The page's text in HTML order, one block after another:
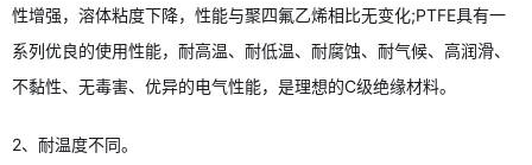
性增强，溶体粘度下降，性能与聚四氟乙烯相比无变化;PTFE具有一
系列优良的使用性能，耐高温、耐低温、耐腐蚀、耐气候、高润滑、
不黏性、无毒害、优异的电气性能，是理想的C级绝缘材料。
2、耐温度不同。